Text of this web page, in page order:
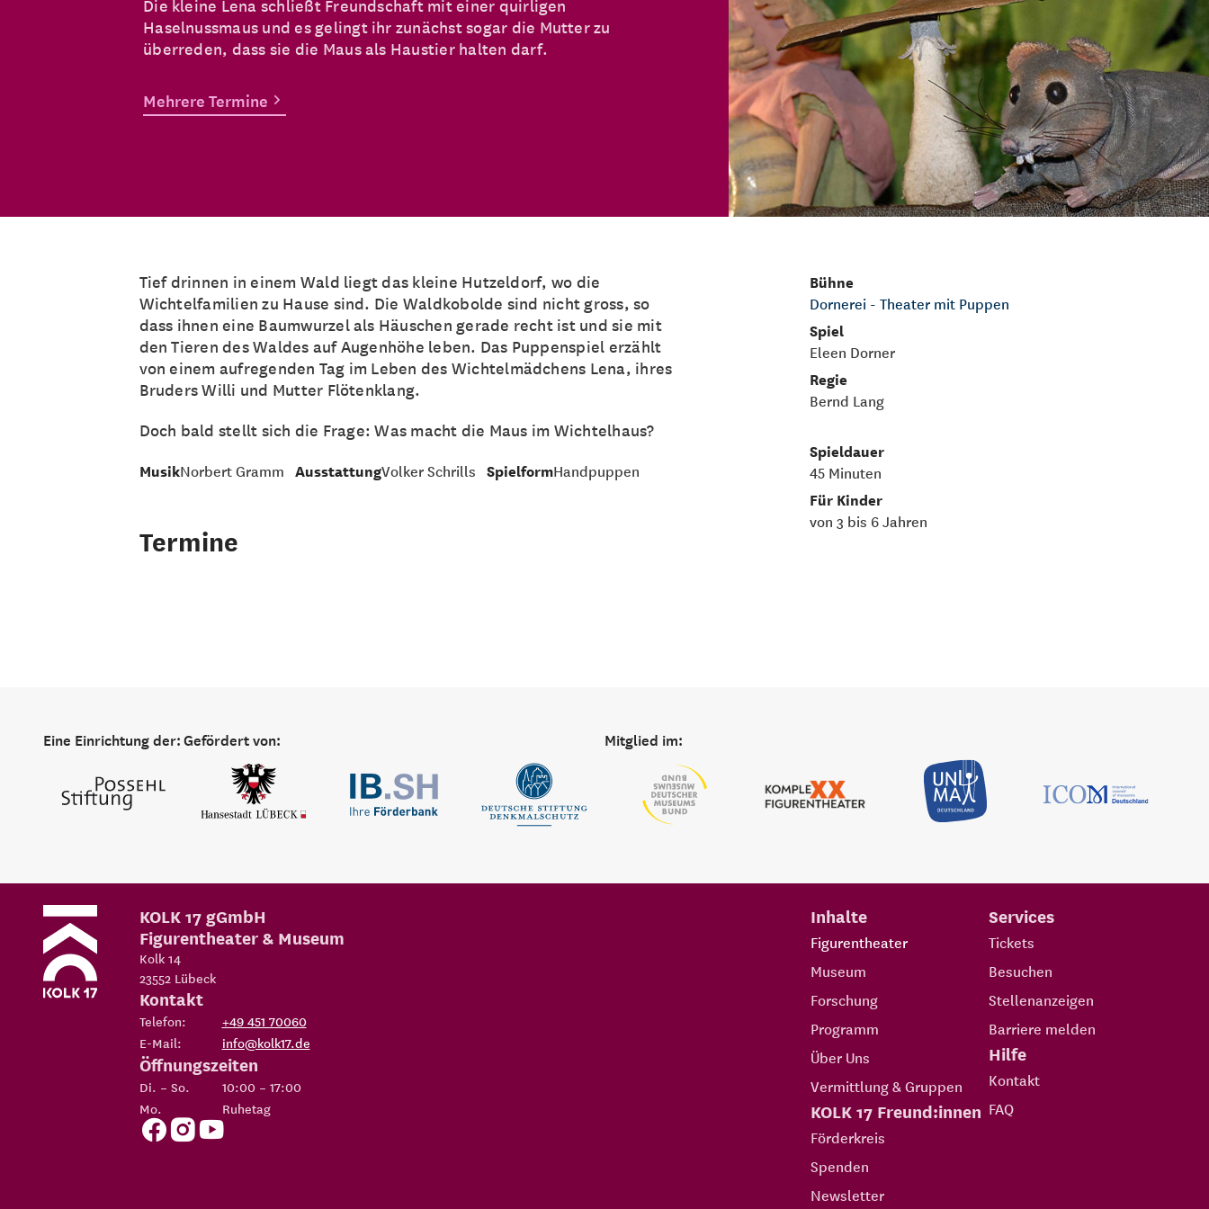
Haselnussmaus und es gelingt ihr zunächst sogar die Mutter zu
überreden, dass sie die Maus als Haustier halten darf.
Mehrere Termine
Tief drinnen in einem Wald liegt das kleine Hutzeldorf, wo die
Wichtelfamilien zu Hause sind. Die Waldkobolde sind nicht gross, so
dass ihnen eine Baumwurzel als Häuschen gerade recht ist und sie mit
den Tieren des Waldes auf Augenhöhe leben. Das Puppenspiel erzählt
von einem aufregenden Tag im Leben des Wichtelmädchens Lena, ihres
Bruders Willi und Mutter Flötenklang.
Doch bald stellt sich die Frage: Was macht die Maus im Wichtelhaus?
MusikNorbert Gramm AusstattungVolker Schrills SpielformHandpuppen
Termine
Bühne
Dornerei - Theater mit Puppen
Spiel
Eleen Dorner
Regie
Bernd Lang
Spieldauer
45 Minuten
Für Kinder
von 3 bis 6 Jahren
Eine Einrichtung der:Gefördert von: Mitglied im:
Inhalte
Figurentheater
Museum
Forschung
Programm
Über Uns
Vermittlung & Gruppen
KOLK 17 Freund:innen
Förderkreis
Spenden
Newsletter
Services
Tickets
Besuchen
Stellenanzeigen
Barriere melden
Hilfe
Kontakt
FAQ
KOLK 17 gGmbH
Figurentheater & Museum
Kolk 14
23552 Lübeck
Kontakt
Telefon:
+49 451 70060
E-Mail:
info@kolk17.de
Öffnungszeiten
Di. – So.
10:00 – 17:00
Mo.
Ruhetag